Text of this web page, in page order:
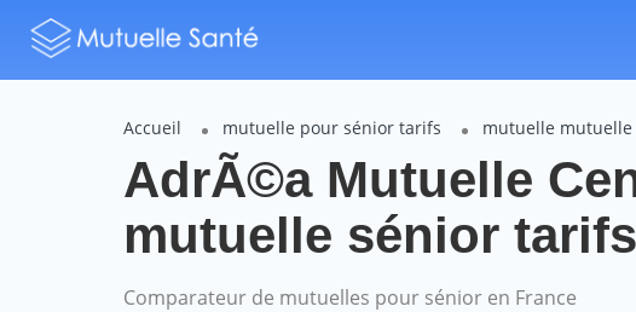
Accueil mutuelle pour sénior tarifs mutuelle
AdrÃ©a Mutuelle
mutuelle sénior tarifs
Comparateur de mutuelles pour sénior en France